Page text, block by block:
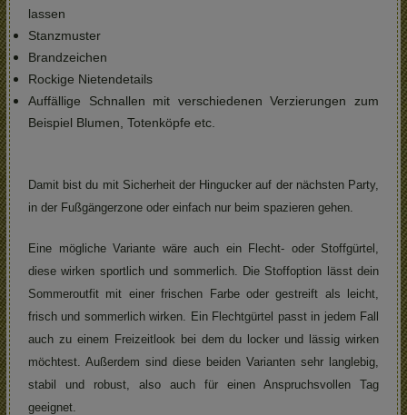
lassen
Stanzmuster
Brandzeichen
Rockige Nietendetails
Auffällige Schnallen mit verschiedenen Verzierungen zum
Beispiel Blumen, Totenköpfe etc.
Damit bist du mit Sicherheit der Hingucker auf der nächsten Party,
in der Fußgängerzone oder einfach nur beim spazieren gehen.
Eine mögliche Variante wäre auch ein Flecht- oder Stoffgürtel,
diese wirken sportlich und sommerlich. Die Stoffoption lässt dein
Sommeroutfit mit einer frischen Farbe oder gestreift als leicht,
frisch und sommerlich wirken. Ein Flechtgürtel passt in jedem Fall
auch zu einem Freizeitlook bei dem du locker und lässig wirken
möchtest. Außerdem sind diese beiden Varianten sehr langlebig,
stabil und robust, also auch für einen Anspruchsvollen Tag
geeignet.